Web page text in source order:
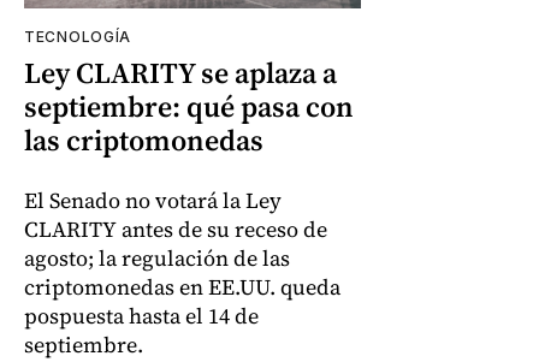
TECNOLOGÍA
Ley CLARITY se aplaza a
septiembre: qué pasa con
las criptomonedas
El Senado no votará la Ley
CLARITY antes de su receso de
agosto; la regulación de las
criptomonedas en EE.UU. queda
pospuesta hasta el 14 de
septiembre.